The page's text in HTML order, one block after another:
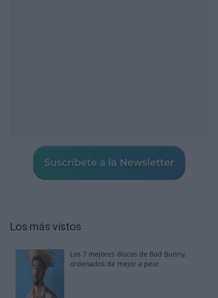
Los más vistos
Los 7 mejores discos de Bad Bunny,
ordenados de mejor a peor